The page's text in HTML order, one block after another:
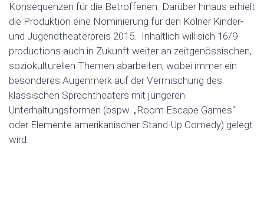
Konsequenzen für die Betroffenen. Darüber hinaus erhielt
die Produktion eine Nominierung für den Kölner Kinder-
und Jugendtheaterpreis 2015. Inhaltlich will sich 16/9
productions auch in Zukunft weiter an zeitgenössischen,
soziokulturellen Themen abarbeiten, wobei immer ein
besonderes Augenmerk auf der Vermischung des
klassischen Sprechtheaters mit jüngeren
Unterhaltungsformen (bspw. „Room Escape Games“
oder Elemente amerikanischer Stand-Up Comedy) gelegt
wird.